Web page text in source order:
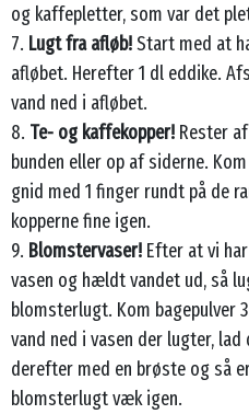
og kaffepletter, som var det
7. Lugt fra afløb!Start med at
afløbet. Herefter 1 dl eddike.
vand ned i afløbet.
8. Te- og kaffekopper! Rester
bunden eller op af siderne.
gnid med 1 finger rundt på de
kopperne fine igen.
9. Blomstervaser! Efter at vi
vasen og hældt vandet ud, så
blomsterlugt. Kom bagepulver
vand ned i vasen der lugter,
derefter med en brøste og så
blomsterlugt væk igen.